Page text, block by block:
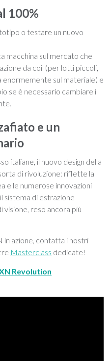
100%
o testare un nuovo
macchina sul mercato che
da coil (per lotti piccoli,
enormemente sul materiale) e
se è necessario cambiare il
e un
italiane, il nuovo design della
di rivoluzione: riflette la
e le numerose innovazioni
sistema di estrazione
reso ancora più
in azione, contatta i nostri
Masterclass dedicate!
Revolution